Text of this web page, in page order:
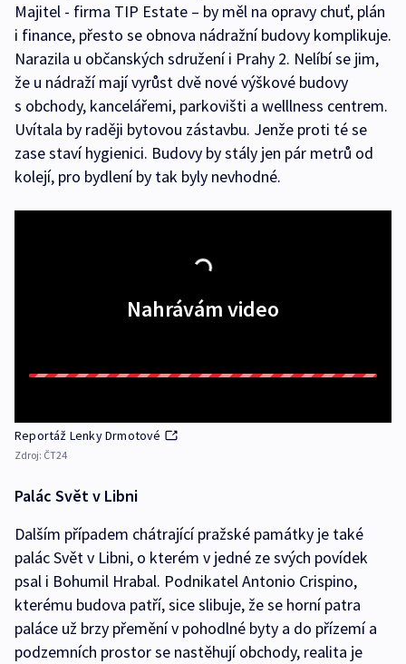
Majitel - firma TIP Estate – by měl na opravy chuť, plán
i finance, přesto se obnova nádražní budovy komplikuje.
Narazila u občanských sdružení i Prahy 2. Nelíbí se jim,
že u nádraží mají vyrůst dvě nové výškové budovy
s obchody, kancelářemi, parkovišti a welllness centrem.
Uvítala by raději bytovou zástavbu. Jenže proti té se
zase staví hygienici. Budovy by stály jen pár metrů od
kolejí, pro bydlení by tak byly nevhodné.
Nahrávám video
Reportáž Lenky Drmotové
Zdroj: ČT24
Palác Svět v Libni
Dalším případem chátrající pražské památky je také
palác Svět v Libni, o kterém v jedné ze svých povídek
psal i Bohumil Hrabal. Podnikatel Antonio Crispino,
kterému budova patří, sice slibuje, že se horní patra
paláce už brzy přemění v pohodlné byty a do přízemí a
podzemních prostor se nastěhují obchody, realita je